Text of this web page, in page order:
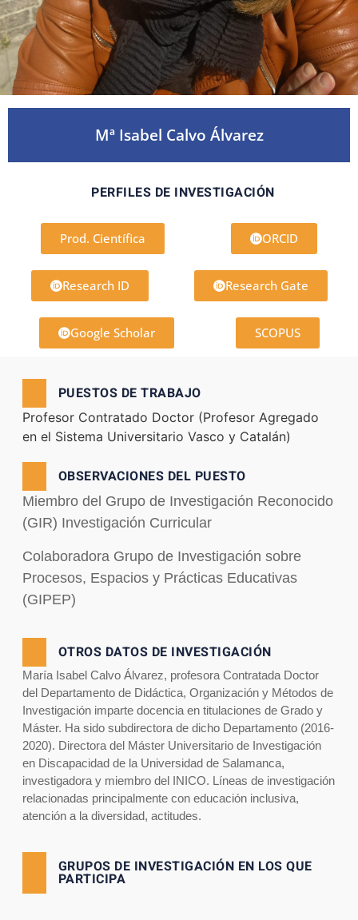
Mª Isabel Calvo Álvarez
PERFILES DE INVESTIGACIÓN
Prod. Científica ORCID
Research ID Research Gate
Google Scholar SCOPUS
PUESTOS DE TRABAJO
Profesor Contratado Doctor (Profesor Agregado
en el Sistema Universitario Vasco y Catalán)
OBSERVACIONES DEL PUESTO
Miembro del Grupo de Investigación Reconocido
(GIR) Investigación Curricular
Colaboradora Grupo de Investigación sobre
Procesos, Espacios y Prácticas Educativas
(GIPEP)
OTROS DATOS DE INVESTIGACIÓN
María Isabel Calvo Álvarez, profesora Contratada Doctor
del Departamento de Didáctica, Organización y Métodos de
Investigación imparte docencia en titulaciones de Grado y
Máster. Ha sido subdirectora de dicho Departamento (2016-
2020). Directora del Máster Universitario de Investigación
en Discapacidad de la Universidad de Salamanca,
investigadora y miembro del INICO. Líneas de investigación
relacionadas principalmente con educación inclusiva,
atención a la diversidad, actitudes.
GRUPOS DE INVESTIGACIÓN EN LOS QUE
PARTICIPA